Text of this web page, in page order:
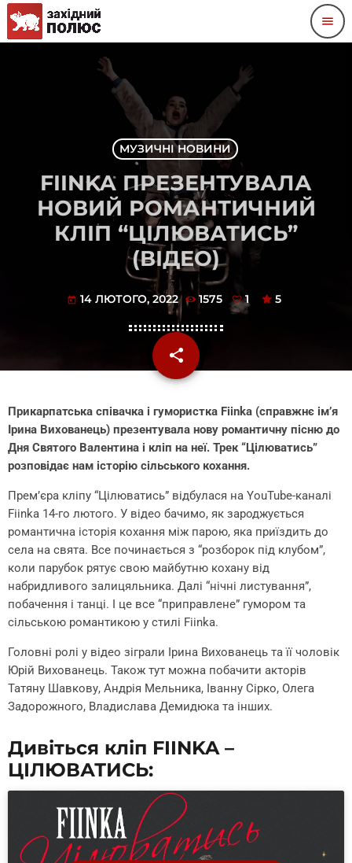
menu
МУЗИЧНІ НОВИНИ
FIINKA ПРЕЗЕНТУВАЛА
НОВИЙ РОМАНТИЧНИЙ
КЛІП “ЦІЛЮВАТИСЬ”
(ВІДЕО)
today 14 ЛЮТОГО, 2022 1575 1 5
share
email
Прикарпатська співачка і гумористка Fiinka (справжнє ім’я
Ірина Вихованець) презентувала нову романтичну пісню до
Дня Святого Валентина і кліп на неї. Трек “Цілюватись”
розповідає нам історію сільського кохання.
Прем’єра кліпу “Цілюватись” відбулася на YouTube-каналі
Fiinka 14-го лютого. У відео бачимо, як зароджується
романтична історія кохання між парою, яка приїздить до
села на свята. Все починається з “розборок під клубом”,
коли парубок рятує свою майбутню кохану від
набридливого залицяльника. Далі “нічні листування”,
побачення і танці. І це все “приправлене” гумором та
сільською романтикою у стилі Fiinka.
Головні ролі у відео зіграли Ірина Вихованець та її чоловік
Юрій Вихованець. Також тут можна побачити акторів
Татяну Шавкову, Андрія Мельника, Іванну Сірко, Олега
Задорожного, Владислава Демидюка та інших.
Дивіться кліп FIINKA –
ЦІЛЮВАТИСЬ: